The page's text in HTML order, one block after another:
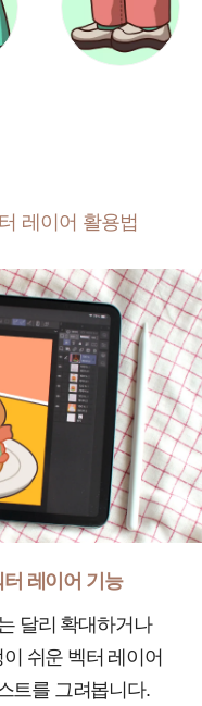
레이어 활용법
레이어 기능
달리 확대하거나
쉬운 벡터 레이어
트를 그려봅니다.